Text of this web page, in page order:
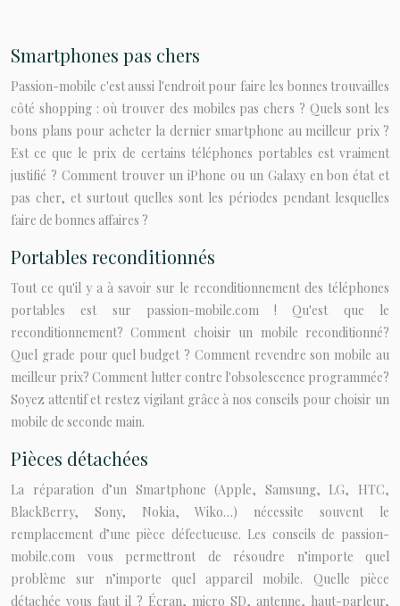
Smartphones pas chers
Passion-mobile c'est aussi l'endroit pour faire les bonnes trouvailles
côté shopping : où trouver des mobiles pas chers ? Quels sont les
bons plans pour acheter la dernier smartphone au meilleur prix ?
Est ce que le prix de certains téléphones portables est vraiment
justifié ? Comment trouver un iPhone ou un Galaxy en bon état et
pas cher, et surtout quelles sont les périodes pendant lesquelles
faire de bonnes affaires ?
Portables reconditionnés
Tout ce qu'il y a à savoir sur le reconditionnement des téléphones
portables est sur passion-mobile.com ! Qu'est que le
reconditionnement? Comment choisir un mobile reconditionné?
Quel grade pour quel budget ? Comment revendre son mobile au
meilleur prix? Comment lutter contre l'obsolescence programmée?
Soyez attentif et restez vigilant grâce à nos conseils pour choisir un
mobile de seconde main.
Pièces détachées
La réparation d’un Smartphone (Apple, Samsung, LG, HTC,
BlackBerry, Sony, Nokia, Wiko…) nécessite souvent le
remplacement d’une pièce défectueuse. Les conseils de passion-
mobile.com vous permettront de résoudre n’importe quel
problème sur n’importe quel appareil mobile. Quelle pièce
détachée vous faut il ? Écran, micro SD, antenne, haut-parleur,